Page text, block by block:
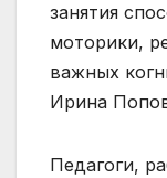
занятия
моторики,
важных
Ирина
Педагоги,